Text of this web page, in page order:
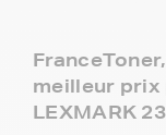
meilleur
LEXMARK